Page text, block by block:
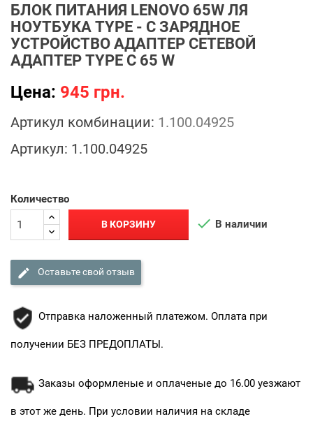
БЛОК ПИТАНИЯ LENOVO 65W ЛЯ
НОУТБУКА TYPE - C ЗАРЯДНОЕ
УСТРОЙСТВО АДАПТЕР СЕТЕВОЙ
АДАПТЕР TYPE C 65 W
Цена: 945 грн.
Артикул комбинации: 1.100.04925
Артикул: 1.100.04925
Количество
В КОРЗИНУ  В наличии
Оставьте свой отзыв
Отправка наложенный платежом. Оплата при
получении БЕЗ ПРЕДОПЛАТЫ.
Заказы оформленые и оплаченые до 16.00 уезжают
в этот же день. При условии наличия на складе